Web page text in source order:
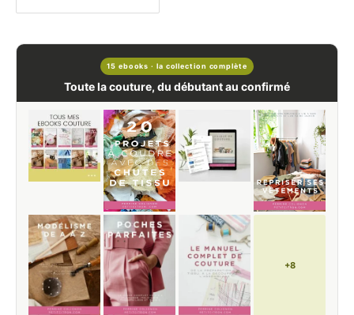
15 ebooks · la collection complète
Toute la couture, du débutant au confirmé
+8